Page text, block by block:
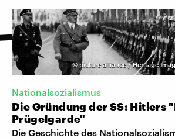
©picture alliance / Heritage
Nationalsozialismus
Die Gründung der SS: Hitlers
Prügelgarde"
Die Geschichte des